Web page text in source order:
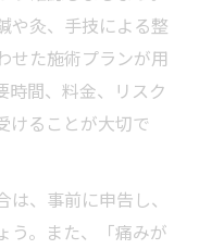
や灸、手技による整
せた施術プランが用
時間、料金、リスク
けることが大切で
、事前に申告し、
う。また、「痛みが